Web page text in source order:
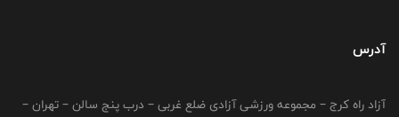
آدرس
آزاد راه کرج – مجموعه ورزشی آزادی ضلع غربی – درب پنج سالن – تهران –